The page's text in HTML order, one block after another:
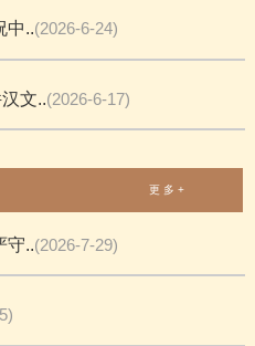
中..(2026-6-24)
文..(2026-6-17)
更 多 +
守..(2026-7-29)